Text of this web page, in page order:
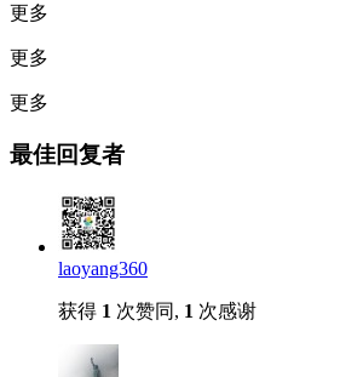
更多
更多
更多
最佳回复者
laoyang360
获得 1 次赞同, 1 次感谢